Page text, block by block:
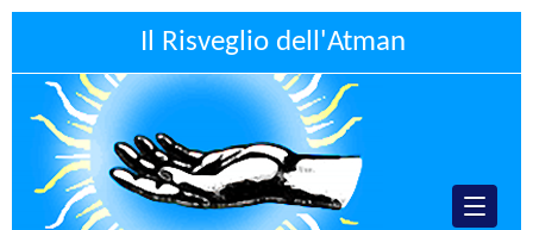
Il Risveglio dell'Atman